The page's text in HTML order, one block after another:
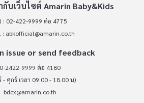
บเว็บไซต์ Amarin Baby&Kids
: 02-422-9999 ต่อ 4775
: abkofficial@amarin.co.th
issue or send feedback
0-2422-9999 ต่อ 4180
- ศุกร์ เวลา 09.00 - 18.00 น)
bdcx@amarin.co.th